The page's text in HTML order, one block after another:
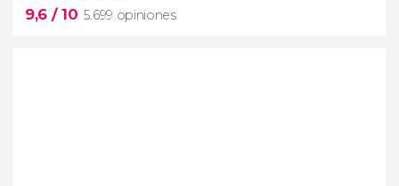
9,6 / 10 5.699 opiniones